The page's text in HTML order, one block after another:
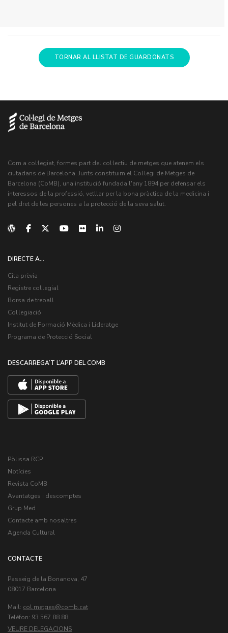
TORNAR AL LLISTAT DE GUARDONATS
Com a col·legiat, formes part del col·lectiu de metges que atenem els
ciutadans de Barcelona. Junts constituïm el Col·legi de Metges de
Barcelona (CoMB), una institució fundada l'any 1894 per defensar els
interessos de la professió, vetllar per la bona pràctica de la medicina i
pel dret de les persones a la protecció de la seva salut.
DIRECTE A...
Cita prèvia
Registre col·legial
Borsa de treball
Col·legiació
Institut de Formació Mèdica i Lideratge
Programa de Protecció Social
DESCARREGA’T L’APP DEL COMB
Pòlissa RCP
Notícies
Revista CoMB
Avantatges i descomptes
Grup Med
Contacte amb nosaltres
Agenda Cultural
CONTACTE
Passeig de la Bonanova, 47
08017 Barcelona
Mail: col.metges
Teléfon: 93 567 88 88
VEURE DELEGACIONS